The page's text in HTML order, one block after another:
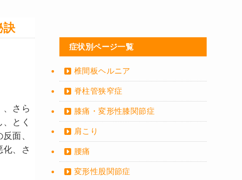
訣
さら
とく
面、
、さ
症状別ページ一覧
椎間板ヘルニア
脊柱管狭窄症
膝痛・変形性膝関節症
肩こり
腰痛
変形性股関節症